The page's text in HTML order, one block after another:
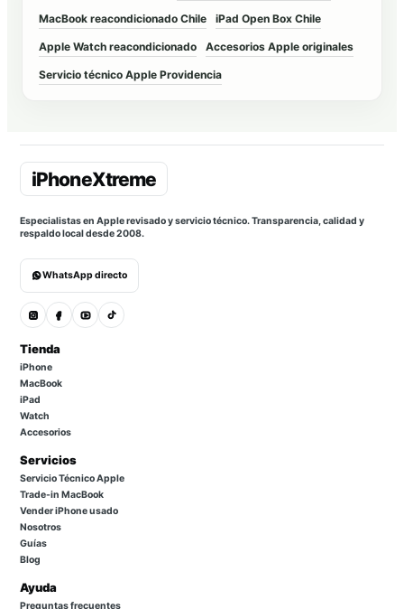
MacBook reacondicionado Chile iPad Open Box Chile
Apple Watch reacondicionado Accesorios Apple originales
Servicio técnico Apple Providencia
Especialistas en Apple revisado y servicio técnico. Transparencia, calidad y
respaldo local desde 2008.
WhatsApp directo
Tienda
iPhone
MacBook
iPad
Watch
Accesorios
Servicios
Servicio Técnico Apple
Trade-in MacBook
Vender iPhone usado
Nosotros
Guías
Blog
Ayuda
Preguntas frecuentes